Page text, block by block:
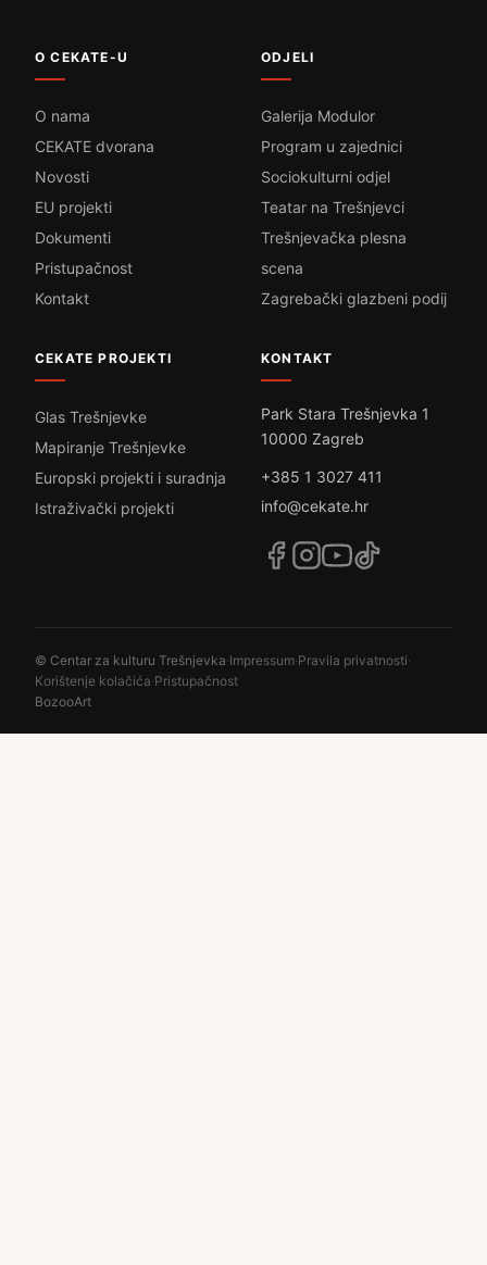
O CEKATE-U
O nama
CEKATE dvorana
Novosti
EU projekti
Dokumenti
Pristupačnost
Kontakt
ODJELI
Galerija Modulor
Program u zajednici
Sociokulturni odjel
Teatar na Trešnjevci
Trešnjevačka plesna
scena
Zagrebački glazbeni podij
CEKATE PROJEKTI
Glas Trešnjevke
Mapiranje Trešnjevke
Europski projekti i suradnja
Istraživački projekti
KONTAKT
Park Stara Trešnjevka 1
10000 Zagreb
+385 1 3027 411
info@cekate.hr
© Centar za kulturu Trešnjevka·Impressum·Pravila privatnosti·
Korištenje kolačića·Pristupačnost
BozooArt